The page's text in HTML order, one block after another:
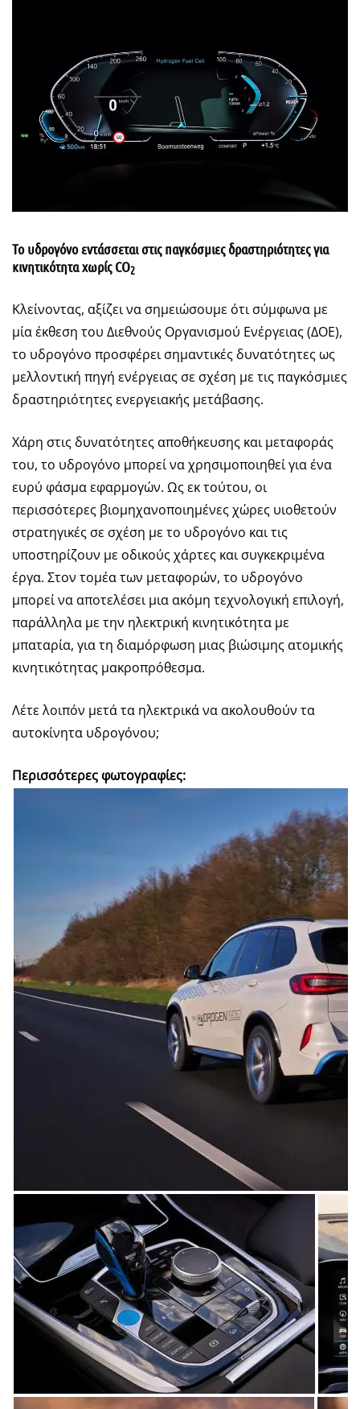
Το υδρογόνο εντάσσεται στις παγκόσμιες δραστηριότητες για
κινητικότητα χωρίς CO2
Κλείνοντας, αξίζει να σημειώσουμε ότι σύμφωνα με
μία έκθεση του Διεθνούς Οργανισμού Ενέργειας (ΔΟΕ),
το υδρογόνο προσφέρει σημαντικές δυνατότητες ως
μελλοντική πηγή ενέργειας σε σχέση με τις παγκόσμιες
δραστηριότητες ενεργειακής μετάβασης.
Χάρη στις δυνατότητες αποθήκευσης και μεταφοράς
του, το υδρογόνο μπορεί να χρησιμοποιηθεί για ένα
ευρύ φάσμα εφαρμογών. Ως εκ τούτου, οι
περισσότερες βιομηχανοποιημένες χώρες υιοθετούν
στρατηγικές σε σχέση με το υδρογόνο και τις
υποστηρίζουν με οδικούς χάρτες και συγκεκριμένα
έργα. Στον τομέα των μεταφορών, το υδρογόνο
μπορεί να αποτελέσει μια ακόμη τεχνολογική επιλογή,
παράλληλα με την ηλεκτρική κινητικότητα με
μπαταρία, για τη διαμόρφωση μιας βιώσιμης ατομικής
κινητικότητας μακροπρόθεσμα.
Λέτε λοιπόν μετά τα ηλεκτρικά να ακολουθούν τα
αυτοκίνητα υδρογόνου;
Περισσότερες φωτογραφίες: